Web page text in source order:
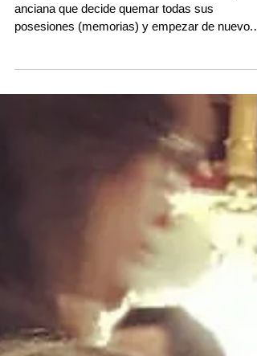
"A Woman Of No Importante"
¿Por qué un oratorio cibernético? Una mujer
anciana que decide quemar todas sus
posesiones (memorias) y empezar de nuevo.